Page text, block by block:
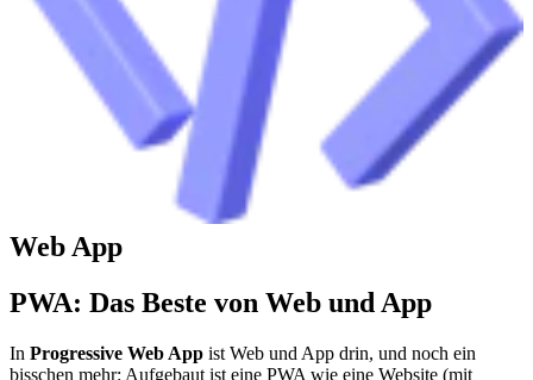
Web App
PWA: Das Beste von Web und App
In Progressive Web App ist Web und App drin, und noch ein
bisschen mehr: Aufgebaut ist eine PWA wie eine Website (mit